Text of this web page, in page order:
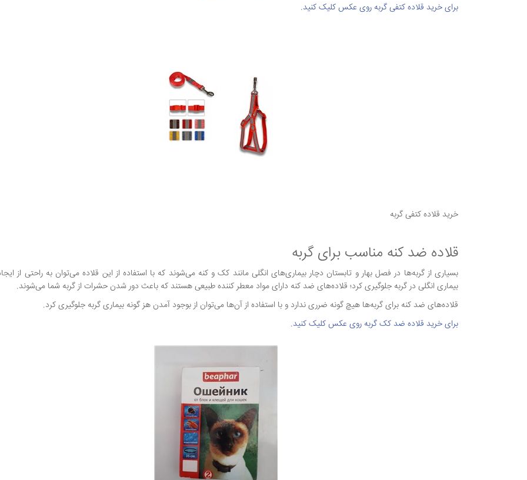
برای خرید قلاده کتفی گربه روی عکس کلیک کنید.
خرید قلاده کتفی گربه
قلاده ضد کنه مناسب برای گربه
بسیاری از گربه‌ها در فصل بهار و تابستان دچار بیماری‌های انگلی مانند کک و کنه می‌شوند که با استفاده از این قلاده می‌توان به راحتی از
بیماری انگلی در گربه جلوگیری کرد؛ قلاده‌های ضد کنه دارای مواد معطر کننده طبیعی هستند که باعث دور شدن حشرات از گربه شما می‌شوند.
قلاده‌های ضد کنه برای گربه‌ها هیچ گونه ضرری ندارد و با استفاده از آن‌ها می‌توان از بوجود آمدن هز گونه بیماری گربه جلوگیری کرد.
برای خرید قلاده ضد کک گربه روی عکس کلیک کنید.